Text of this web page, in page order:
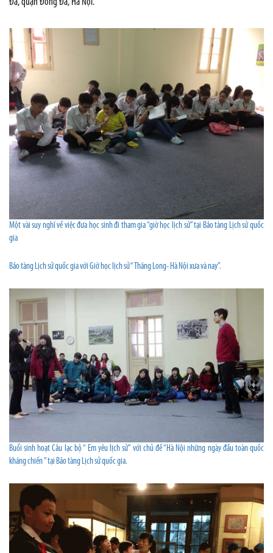
Một vài suy nghĩ về việc đưa học sinh đi tham gia “giờ học lịch sử” tại Bảo tàng Lịch sử quốc
gia
Bảo tàng Lịch sử quốc gia với Giờ học lịch sử “ Thăng Long- Hà Nội xưa và nay”.
Buổi sinh hoạt Câu lạc bộ “ Em yêu lịch sử” với chủ đề “Hà Nội những ngày đầu toàn quốc
kháng chiến ” tại Bảo tàng Lịch sử quốc gia.